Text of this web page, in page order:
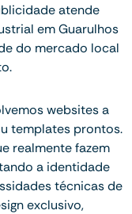
atende
em Guarulhos
do mercado local
websites a
templates prontos.
realmente fazem
a identidade
técnicas de
exclusivo,